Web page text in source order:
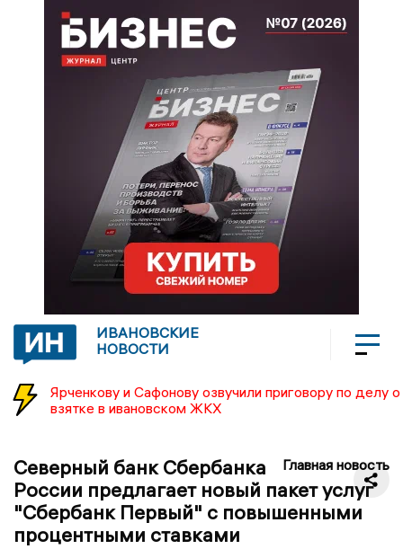
ИВАНОВСКИЕ
НОВОСТИ
Ярченкову и Сафонову озвучили приговору по делу о
взятке в ивановском ЖКХ
Главная новость
Северный банк Сбербанка
России предлагает новый пакет услуг
"Сбербанк Первый" с повышенными
процентными ставками